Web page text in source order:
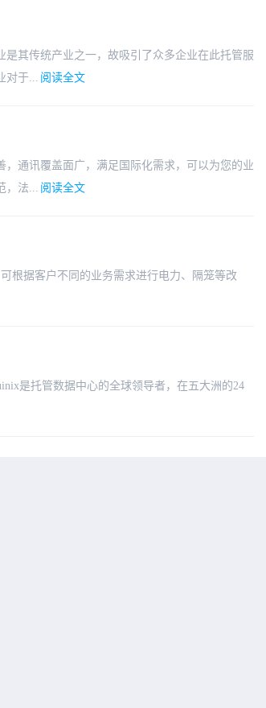
其传统产业之一，故吸引了众多企业在此托管服
对于... 阅读全文
通讯覆盖面广，满足国际化需求，可以为您的业
，法... 阅读全文
根据客户不同的业务需求进行电力、隔笼等改
是托管数据中心的全球领导者，在五大洲的24